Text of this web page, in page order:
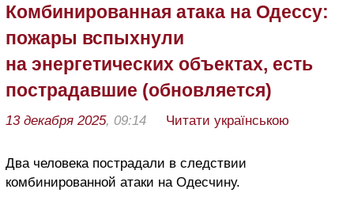
Комбинированная атака на Одессу:
пожары вспыхнули
на энергетических объектах, есть
пострадавшие (обновляется)
13 декабря 2025, 09:14 Читати українською
Два человека пострадали в следствии
комбинированной атаки на Одесчину.